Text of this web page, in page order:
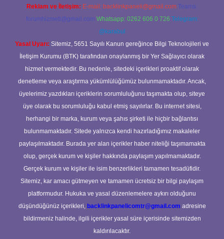
Reklam ve İletişim: E-mail: backlinkpaneli@gmail.com Teams:
forumhizmeti@gmail.com Whatsapp: 0262 606 0 726 Telegram:
@karabul
Yasal Uyarı: Sitemiz, 5651 Sayılı Kanun gereğince Bilgi Teknolojileri ve
İletişim Kurumu (BTK) tarafından onaylanmış bir Yer Sağlayıcı olarak
hizmet vermektedir. Bu nedenle, sitedeki içerikleri proaktif olarak
denetleme veya araştırma yükümlülüğümüz bulunmamaktadır. Ancak,
üyelerimiz yazdıkları içeriklerin sorumluluğunu taşımakta olup, siteye
üye olarak bu sorumluluğu kabul etmiş sayılırlar. Bu internet sitesi,
herhangi bir marka, kurum veya şahıs şirketi ile hiçbir bağlantısı
bulunmamaktadır. Sitede yalnızca kendi hazırladığımız makaleler
paylaşılmaktadır. Burada yer alan içerikler haber niteliği taşımamakta
olup, gerçek kurum ve kişiler hakkında paylaşım yapılmamaktadır.
Gerçek kurum ve kişiler ile isim benzerlikleri tamamen tesadüfidir.
Sitemiz, kar amacı gütmeyen ve tamamen ücretsiz bir bilgi paylaşım
platformudur. Hukuka ve yasal düzenlemelere aykırı olduğunu
düşündüğünüz içerikleri, backlinkpanelicomtr@gmail.com adresine
bildirmeniz halinde, ilgili içerikler yasal süre içerisinde sitemizden
kaldırılacaktır.